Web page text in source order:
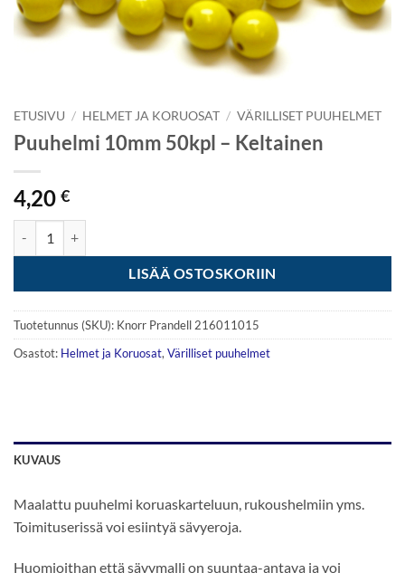
ETUSIVU / HELMET JA KORUOSAT / VÄRILLISET PUUHELMET
Puuhelmi 10mm 50kpl – Keltainen
4,20 €
LISÄÄ OSTOSKORIIN
Tuotetunnus (SKU): Knorr Prandell 216011015
Osastot: Helmet ja Koruosat, Värilliset puuhelmet
KUVAUS
Maalattu puuhelmi koruaskarteluun, rukoushelmiin yms.
Toimituserissä voi esiintyä sävyeroja.
Huomioithan että sävymalli on suuntaa-antava ja voi